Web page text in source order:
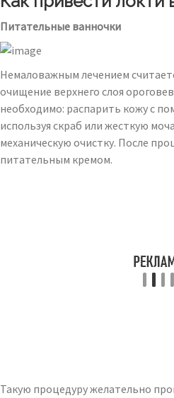
Питательные ванночки
Немаловажным лечением
очищение верхнего слоя
необходимо: распарить кожу с
используя скраб или жесткую
механическую очистку. После
питательным кремом.
Такую процедуру желательно